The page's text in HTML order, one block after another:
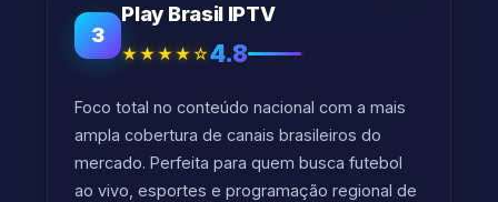
3
Play Brasil IPTV
★★★★☆4.8
Foco total no conteúdo nacional com a mais
ampla cobertura de canais brasileiros do
mercado. Perfeita para quem busca futebol
ao vivo, esportes e programação regional de